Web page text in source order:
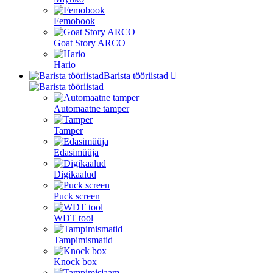
Femobook
Goat Story ARCO
Hario
Barista tööriistad
Automaatne tamper
Tamper
Edasimüüja
Digikaalud
Puck screen
WDT tool
Tampimismatid
Knock box